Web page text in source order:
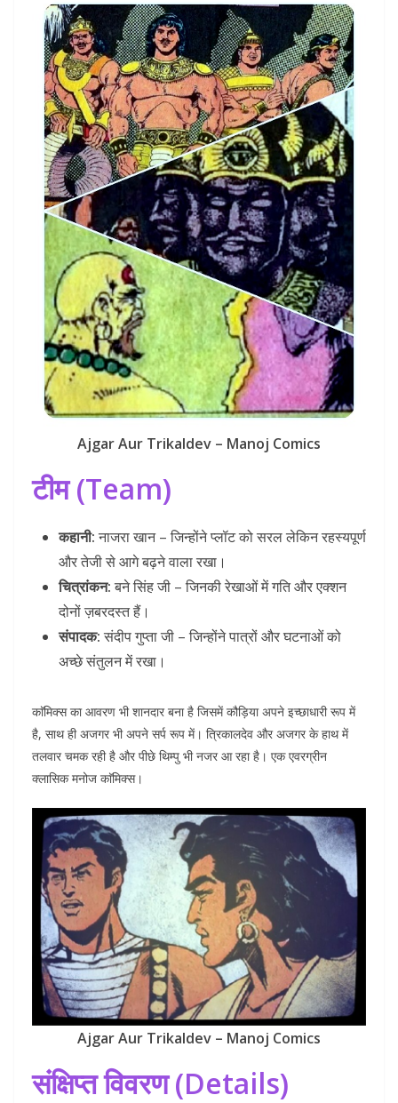
Ajgar Aur Trikaldev – Manoj Comics
टीम (Team)
कहानी:नाजरा खान – जिन्होंने प्लॉट को सरल लेकिन रहस्यपूर्ण
और तेजी से आगे बढ़ने वाला रखा।
चित्रांकन:बने सिंह जी – जिनकी रेखाओं में गति और एक्शन
दोनों ज़बरदस्त हैं।
संपादक:संदीप गुप्ता जी – जिन्होंने पात्रों और घटनाओं को
अच्छे संतुलन में रखा।
काॅमिक्स का आवरण भी शानदार बना है जिसमें कौड़िया अपने इच्छाधारी रूप में
है, साथ ही अजगर भी अपने सर्प रूप में। त्रिकालदेव और अजगर के हाथ में
तलवार चमक रही है और पीछे थिम्पु भी नजर आ रहा है। एक एवरग्रीन
क्लासिक मनोज काॅमिक्स।
Ajgar Aur Trikaldev – Manoj Comics
संक्षिप्त विवरण (Details)